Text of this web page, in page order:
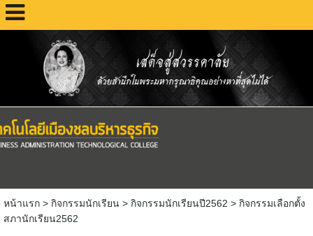
หน้าแรก> กิจกรรมนักเรียน > กิจกรรมนักเรียนปี2562 > กิจกรรมเลือกตั้ง
สภานักเรียน2562